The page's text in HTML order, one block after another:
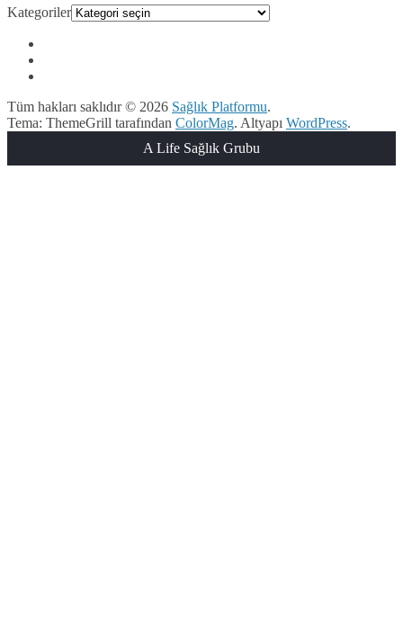
Kategoriler
Tüm hakları saklıdır © 2026 Sağlık Platformu.
Tema: ThemeGrill tarafından ColorMag. Altyapı WordPress.
A Life Sağlık Grubu